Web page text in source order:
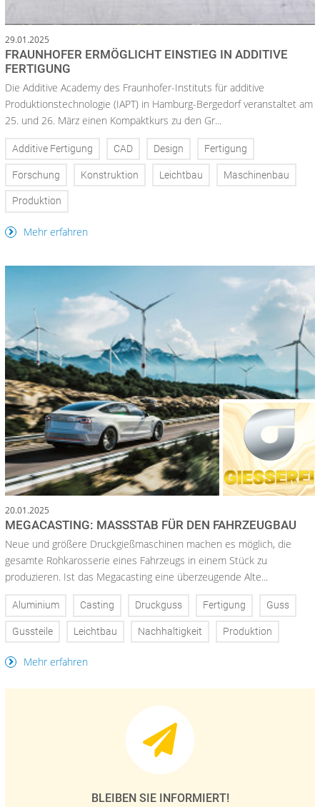
29.01.2025
FRAUNHOFER ERMÖGLICHT EINSTIEG IN ADDITIVE
FERTIGUNG
Die Additive Academy des Fraunhofer-Instituts für additive
Produktionstechnologie (IAPT) in Hamburg-Bergedorf veranstaltet am
25. und 26. März einen Kompaktkurs zu den Gr...
Additive Fertigung CAD Design Fertigung
Forschung Konstruktion Leichtbau Maschinenbau
Produktion
Mehr erfahren
20.01.2025
MEGACASTING: MASSSTAB FÜR DEN FAHRZEUGBAU
Neue und größere Druckgießmaschinen machen es möglich, die
gesamte Rohkarosserie eines Fahrzeugs in einem Stück zu
produzieren. Ist das Megacasting eine überzeugende Alte...
Aluminium Casting Druckguss Fertigung Guss
Gussteile Leichtbau Nachhaltigkeit Produktion
Mehr erfahren
BLEIBEN SIE INFORMIERT!